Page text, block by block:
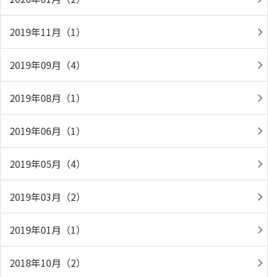
2019年11月（1）
2019年09月（4）
2019年08月（1）
2019年06月（1）
2019年05月（4）
2019年03月（2）
2019年01月（1）
2018年10月（2）